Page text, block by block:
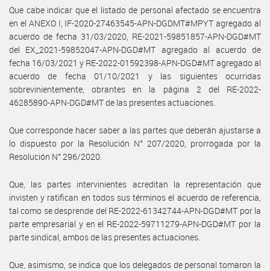
Que cabe indicar que el listado de personal afectado se encuentra
en el ANEXO I, IF-2020-27463545-APN-DGDMT#MPYT agregado al
acuerdo de fecha 31/03/2020, RE-2021-59851857-APN-DGD#MT
del EX_2021-59852047-APN-DGD#MT agregado al acuerdo de
fecha 16/03/2021 y RE-2022-01592398-APN-DGD#MT agregado al
acuerdo de fecha 01/10/2021 y las siguientes ocurridas
sobrevinientemente, obrantes en la página 2 del RE-2022-
46285890-APN-DGD#MT de las presentes actuaciones.
Que corresponde hacer saber a las partes que deberán ajustarse a
lo dispuesto por la Resolución N° 207/2020, prorrogada por la
Resolución N° 296/2020.
Que, las partes intervinientes acreditan la representación que
invisten y ratifican en todos sus términos el acuerdo de referencia,
tal como se desprende del RE-2022-61342744-APN-DGD#MT por la
parte empresarial y en el RE-2022-59711279-APN-DGD#MT por la
parte sindical, ambos de las presentes actuaciones.
Que, asimismo, se indica que los delegados de personal tomaron la